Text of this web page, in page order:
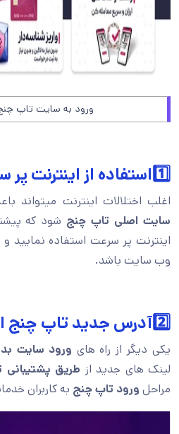
ورود به سایت تاپ چنج
1️⃣استفاده از اینترنت پر سرعت
اغلب اختلالات اینترنت
سایت اصلی تاپ چنج شود که
اینترنت پر سرعت استفاده نمایید و
وب سایت باشد.
2️⃣آدرس جدید تاپ چنج از طریق پشتیبانی
یکی دیگر از راه های ورود سایت
لینک های جدید از طریق پشتیبانی
مراحل ورود تاپ چنج به کاربران